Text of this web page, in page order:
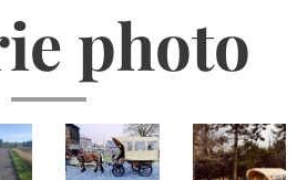
photo